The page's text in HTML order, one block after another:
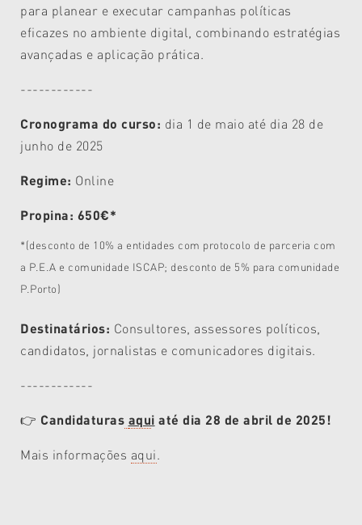
para planear e executar campanhas políticas
eficazes no ambiente digital, combinando estratégias
avançadas e aplicação prática.
------------
Cronograma do curso: dia 1 de maio até dia 28 de
junho de 2025
Regime: Online
Propina: 650€*
*(desconto de 10% a entidades com protocolo de parceria com
a P.E.A e comunidade ISCAP; desconto de 5% para comunidade
P.Porto)
Destinatários: Consultores, assessores políticos,
candidatos, jornalistas e comunicadores digitais.
------------
👉 Candidaturas aqui até dia 28 de abril de 2025!
Mais informações aqui.